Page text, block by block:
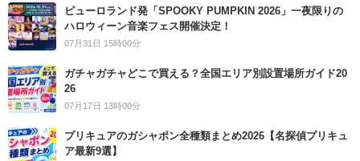
ピューロランド発「SPOOKY PUMPKIN 2026」一夜限りの
ハロウィーン音楽フェス開催決定！
07月31日 15時00分
ガチャガチャどこで買える？全国エリア別設置場所ガイド20
26
07月17日 13時00分
プリキュアのガシャポン全種類まとめ2026【名探偵プリキュ
ア最新9選】